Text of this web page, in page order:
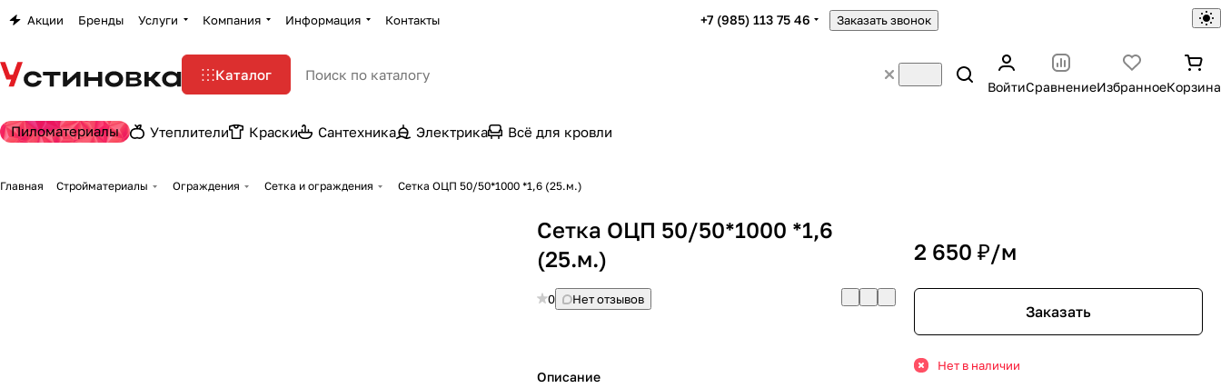
Акции Бренды Услуги Компания Информация Контакты +7 (985) 113 75 46 Заказать звонок
Каталог
ВойтиСравнениеИзбранноеКорзина
Пиломатериалы Утеплители Краски Сантехника Электрика Всё для кровли
Главная Стройматериалы Ограждения Сетка и ограждения Сетка ОЦП 50/50*1000 *1,6 (25.м.)
Сетка ОЦП 50/50*1000 *1,6
(25.м.)
0 Нет отзывов
Описание
2 650 ₽/м
Заказать
Нет в наличии